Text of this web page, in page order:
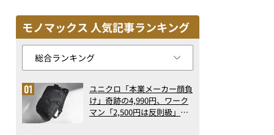
モノマックス 人気記事ランキング
ユニクロ「本業メーカー顔負
け」奇跡の4,990円、ワーク
マン「2,500円は反則級」凄